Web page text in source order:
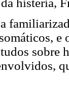
sobre